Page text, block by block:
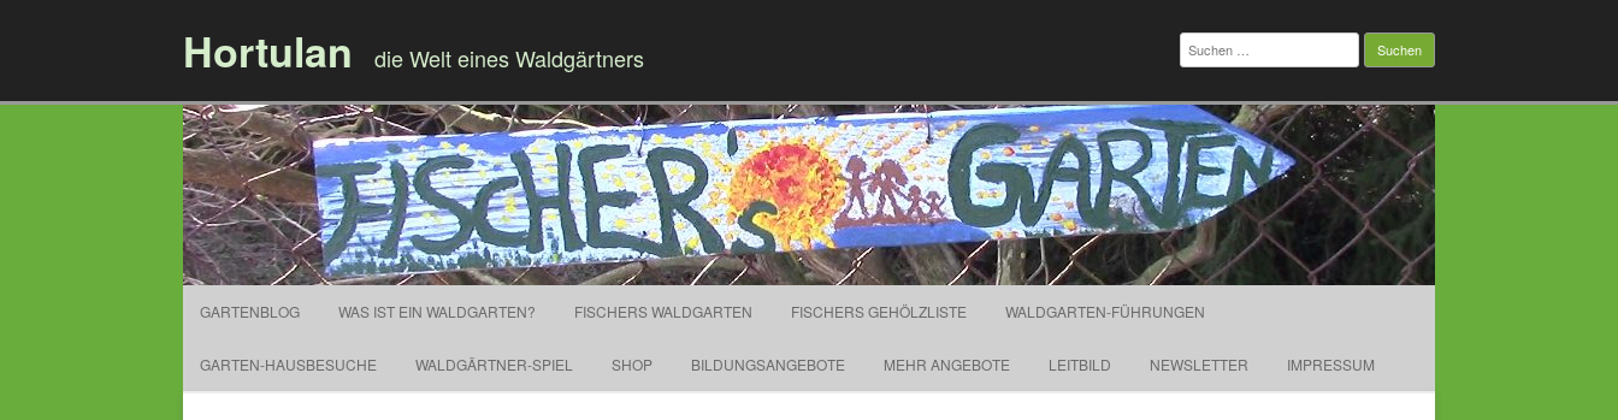
Hortulan die Welt eines Waldgärtners
Suchen
nach:
GARTENBLOG WAS IST EIN WALDGARTEN? FISCHERS WALDGARTEN FISCHERS GEHÖLZLISTE WALDGARTEN-FÜHRUNGEN
GARTEN-HAUSBESUCHE WALDGÄRTNER-SPIEL SHOP BILDUNGSANGEBOTE MEHR ANGEBOTE LEITBILD NEWSLETTER IMPRESSUM